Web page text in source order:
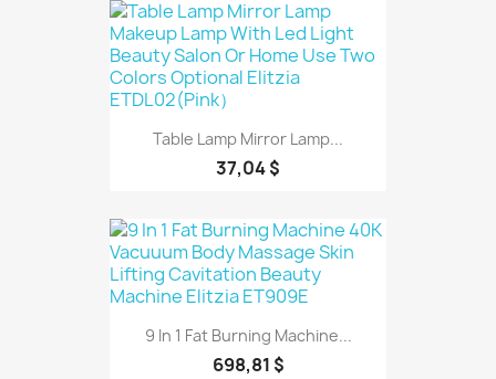
Table Lamp Mirror Lamp...
37,04 $
9 In 1 Fat Burning Machine...
698,81 $